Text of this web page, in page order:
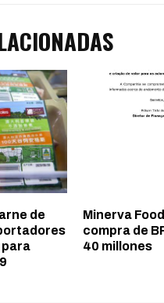
de
Minerva
compra de
40 millones